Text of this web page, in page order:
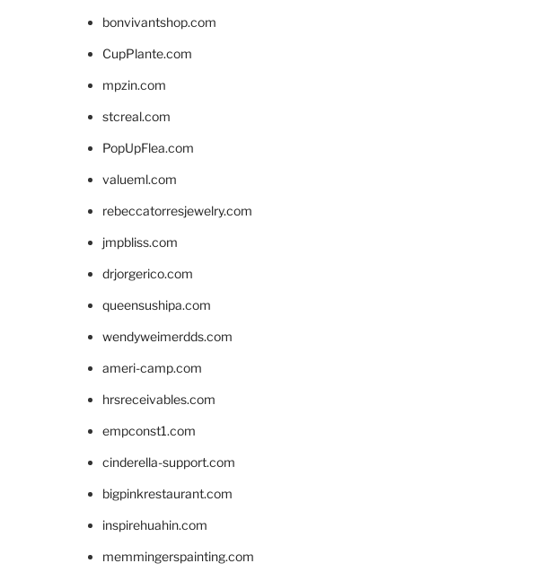
bonvivantshop.com
CupPlante.com
mpzin.com
stcreal.com
PopUpFlea.com
valueml.com
rebeccatorresjewelry.com
jmpbliss.com
drjorgerico.com
queensushipa.com
wendyweimerdds.com
ameri-camp.com
hrsreceivables.com
empconst1.com
cinderella-support.com
bigpinkrestaurant.com
inspirehuahin.com
memmingerspainting.com